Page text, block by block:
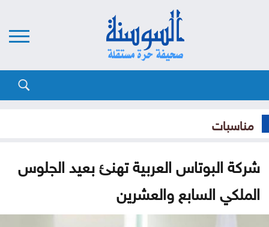
مناسبات
شركة البوتاس العربية تهنئ بعيد الجلوس
الملكي السابع والعشرين